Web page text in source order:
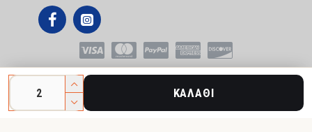
ΚΑΛΆΘΙ
Copyright © 2021,mikroepipla.gr , All Rights Reserved